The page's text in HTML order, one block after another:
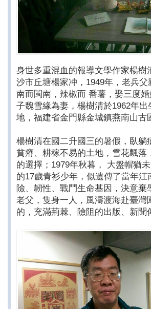
身世多重混血的報導文學作家楊
沙市丘塘楊家冲，1949年，老兵
南而閩南，辣椒而 番薯，娶三度
子魏雪緣為妻，楊樹清於1962年
地，福建省金門縣金城鎮燕南山古
楊樹清在國二升國三的暑假，臥
貧瘠、耕稼不易的土地，雪花飄
的選擇；1979年秋暮， 大盤帽猶
的17歲青衫少年，似遺傳了當年
險、韌性、戰鬥生命基因，決意
老父，隻身一人，風濤渡海赴臺
的，充滿荊棘、險阻的出版、新聞